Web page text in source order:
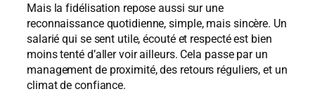
Mais la fidélisation repose aussi sur une
reconnaissance quotidienne, simple, mais sincère. Un
salarié qui se sent utile, écouté et respecté est bien
moins tenté d’aller voir ailleurs. Cela passe par un
management de proximité, des retours réguliers, et un
climat de confiance.